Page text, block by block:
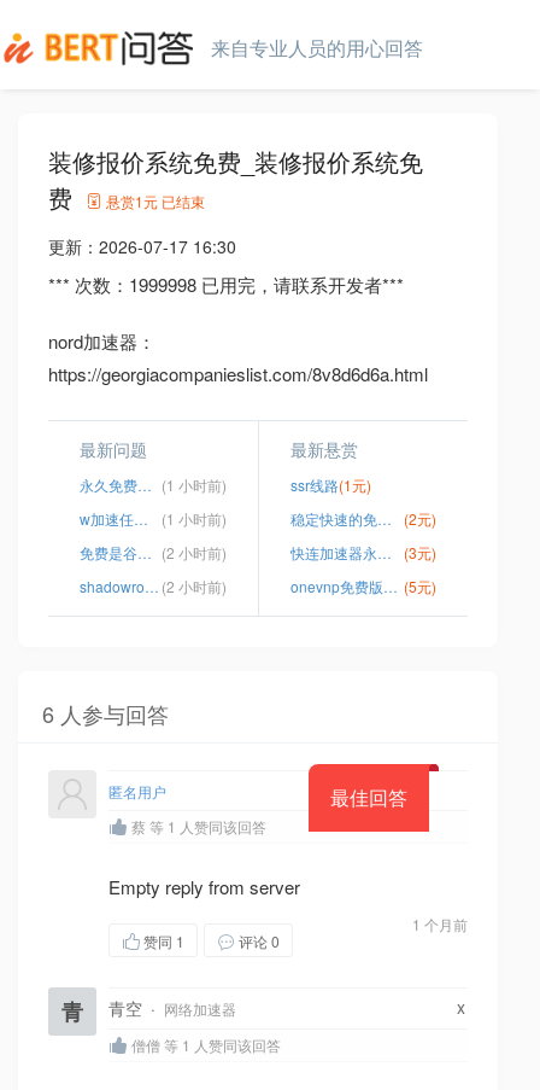
来自专业人员的用心回答
装修报价系统免费_装修报价系统免
费
悬赏1元 已结束
更新： 2026-07-17 16:30
*** 次数：1999998 已用完，请联系开发者***
nord加速器：
https://georgiacompanieslist.com/8v8d6d6a.html
最新问题
永久免费加速app (1 小时前)
w加速任天行安卓版
(1 小时前)
免费是谷歌的梯子下载 (2 小时前)
shadowrocket安卓下载 (2 小时前)
最新悬赏
ssr线路(1元)
稳定快速的免费vp
(2元)
快连加速器永远能连上的加速器官网
(3元)
onevnp免费版安卓apk (5元)
6 人参与回答
最佳回答
匿名用户
蔡 等 1 人赞同该回答
Empty reply from server
1 个月前
赞同 1 评论 0
青 青空 · 网络加速器 x
僧僧 等 1 人赞同该回答